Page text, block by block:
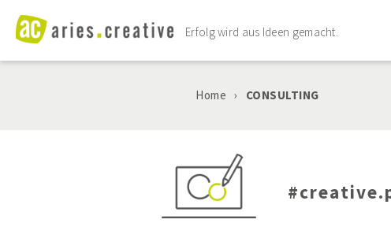
Erfolg wird aus Ideen gemacht.
Home › CONSULTING